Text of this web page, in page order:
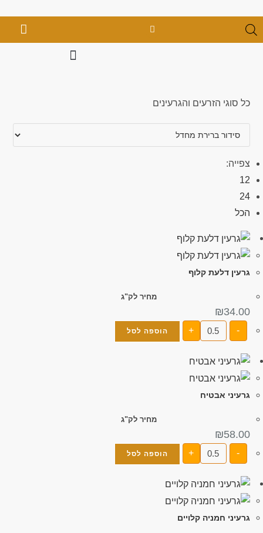
כל סוגי הזרעים והגרעינים
צפייה:
12
24
הכל
גרעין דלעת קלוף
מחיר לק"ג
₪34.00
-
+ הוספה לסל
גרעיני אבטיח
מחיר לק"ג
₪58.00
-
+ הוספה לסל
גרעיני חמניה קלויים